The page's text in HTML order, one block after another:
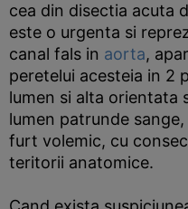
cea din disectia acuta
este o urgenta si
canal fals in aorta,
peretelui acesteia in 2
lumen si alta orientata
lumen patrunde
furt volemic, cu
teritorii anatomice.